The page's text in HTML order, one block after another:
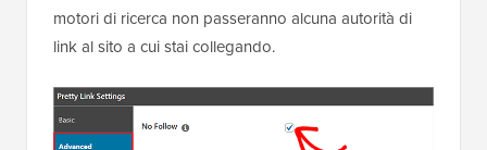
motori di ricerca non passeranno alcuna autorità di
link al sito a cui stai collegando.